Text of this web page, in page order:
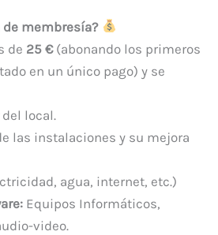
de membresía?
de 25 €(abonando los primeros
en un único pago) y se
del local.
las instalaciones y su mejora
agua, internet, etc.)
Equipos Informáticos,
video.